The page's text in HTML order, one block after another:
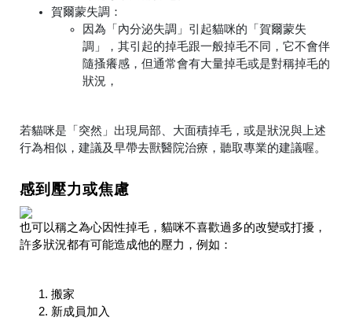
賀爾蒙失調：
因為「內分泌失調」引起貓咪的「賀爾蒙失
調」，其引起的掉毛跟一般掉毛不同，它不會伴
隨搔癢感，但通常會有大量掉毛或是對稱掉毛的
狀況，
若貓咪是「突然」出現局部、大面積掉毛，或是狀況與上述
行為相似，建議及早帶去獸醫院治療，聽取專業的建議喔。
感到壓力或焦慮
也可以稱之為心因性掉毛，貓咪不喜歡過多的改變或打擾，
許多狀況都有可能造成他的壓力，例如：
搬家
新成員加入